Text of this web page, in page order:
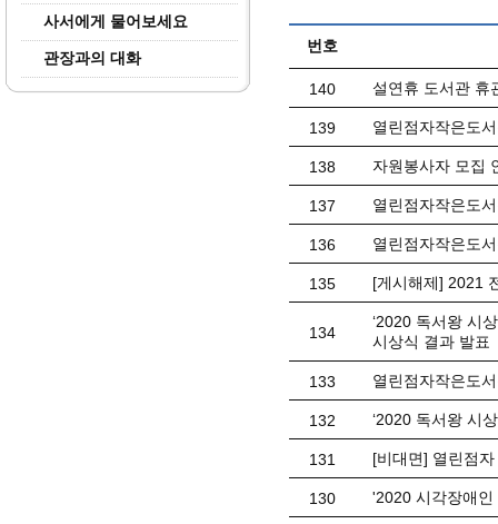
사서에게 물어보세요
관장과의 대화
번호
140 설연휴 도서관 휴
139 열린점자작은도
138 자원봉사자 모집
137 열린점자작은도
136 열린점자작은도
135 [게시해제] 2021
134
‘2020 독서왕 시
시상식 결과 발표
133 열린점자작은도
132 ‘2020 독서왕 시
131 [비대면] 열린점
130 '2020 시각장애